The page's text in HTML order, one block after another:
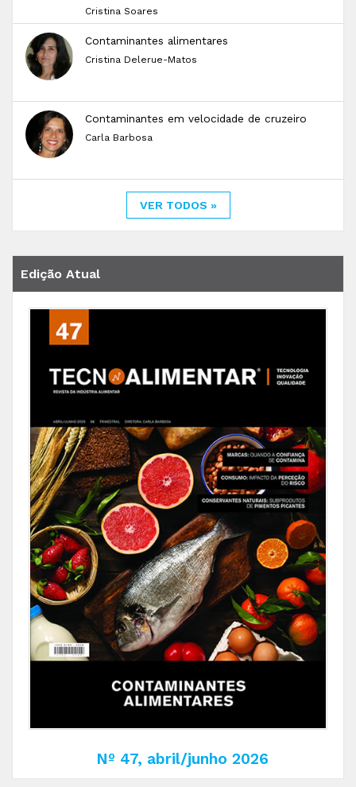
Cristina Soares
Contaminantes alimentares
Cristina Delerue-Matos
Contaminantes em velocidade de cruzeiro
Carla Barbosa
VER TODOS »
Edição Atual
Nº 47, abril/junho 2026